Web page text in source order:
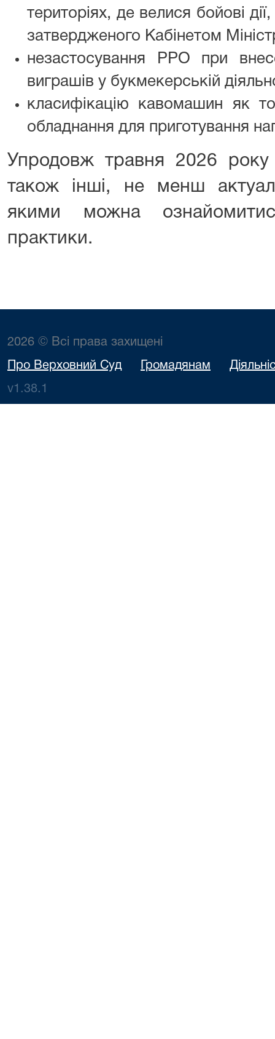
територіях, де велися бойові дії,
затвердженого Кабінетом
незастосування РРО при
виграшів у букмекерській
класифікацію кавомашин як
обладнання для приготування
Упродовж травня 2026
також інші, не менш
якими можна
практики.
2026 © Всі права захищені
Про Верховний Суд Громадянам
v1.38.1